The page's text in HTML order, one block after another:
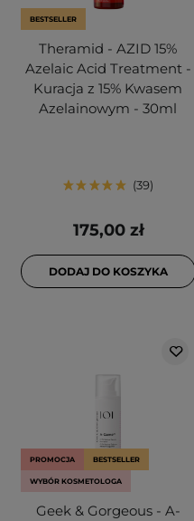
BESTSELLER
Theramid - AZID 15%
Azelaic Acid Treatment -
Kuracja z 15% Kwasem
Azelainowym - 30ml
39
175,00 zł
DODAJ DO KOSZYKA
PROMOCJA BESTSELLER
WYBÓR KOSMETOLOGA
Geek & Gorgeous - A-